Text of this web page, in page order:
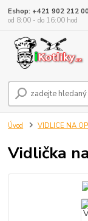
Eshop: +421 902 212
od 8:00 - do 16:00 hod
Úvod VIDLICE NA
Vidlička